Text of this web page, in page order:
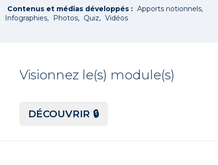
Contenus et médias développés : Apports notionnels
Infographies
Photos Quiz Vidéos
Visionnez le(s) module(s)
DÉCOUVRIR 🔒